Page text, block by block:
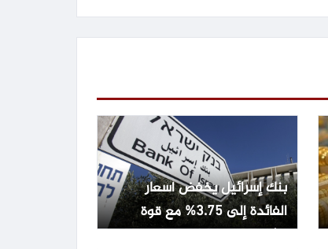
بنك إسرائيل يخفض أسعار
الفائدة إلى 3.75% مع قوة
الشيكل وتراجع التضخم